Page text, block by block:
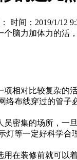
时间：2019/1/12
脑力加体力的活，
相对比较复杂的活
络布线穿过的管子
密集的场所，一旦
灯等一定好科学合
在装修前就可以着